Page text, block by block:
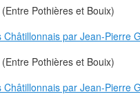
(Entre Pothières et Bouix)
(Entre Pothières et Bouix)